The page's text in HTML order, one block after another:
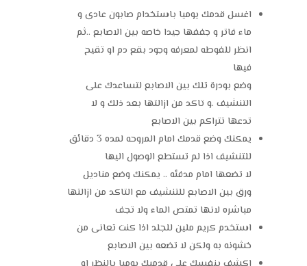
اغسل قدمك يوميا باستخدام صابون عادى و
ماء فاتر و جففها جيدا خاصه بين الاصابع ..ثم
انظر للفوطه لمعرفه وجود بقع دم او تقيح
فيها
وضع بودرة تلك بين الاصابع لتساعدك على
التنشيف .و تاكد من ازالتها بعد ذلك و لا
تدعها تتراكم بين الاصابع
يمكنك وضع قدمك امام المروحه لمده 3 دقائق
للتنشيف اذا لم تستطع الوصول اليها
لا تضعها امام مدفئه .. يمكنك وضع مناديل
ورق بين الاصابع للتنشيف مع التاكد من ازالتها
مباشره لانها تمتص الماء ولا تجف
استخدم كريم ملين للجلد اذا كنت تعانى من
خشونه به ولكن لا تضعه بين الاصابع